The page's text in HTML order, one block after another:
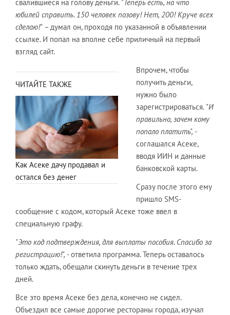
свалившиеся на голову деньги. "Теперь есть, на что
юбилей справить. 150 человек позову! Нет, 200! Круче всех
сделаю!" – думал он, проходя по указанной в объявлении
ссылке. И попал на вполне себе приличный на первый
взгляд сайт.
ЧИТАЙТЕ ТАКЖЕ
Как Асеке дачу продавал и
остался без денег
Впрочем, чтобы
получить деньги,
нужно было
зарегистрироваться. "И
правильно, зачем кому
попало платить", -
соглашался Асеке,
вводя ИИН и данные
банковской карты.
Сразу после этого ему
пришло SMS-
сообщение с кодом, который Асеке тоже ввел в
специальную графу.
"Это код подтверждения, для выплаты пособия. Спасибо за
регистрацию!", - ответила программа. Теперь оставалось
только ждать, обещали скинуть деньги в течение трех
дней.
Все это время Асеке без дела, конечно не сидел.
Объездил все самые дорогие рестораны города, изучал